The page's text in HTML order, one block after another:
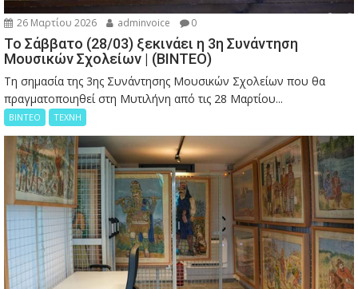
26 Μαρτίου 2026 adminvoice 0
Το Σάββατο (28/03) ξεκινάει η 3η Συνάντηση
Μουσικών Σχολείων | (ΒΙΝΤΕΟ)
Τη σημασία της 3ης Συνάντησης Μουσικών Σχολείων που θα
πραγματοποιηθεί στη Μυτιλήνη από τις 28 Μαρτίου...
ΒΙΝΤΕΟ ΤΕΧΝΗ